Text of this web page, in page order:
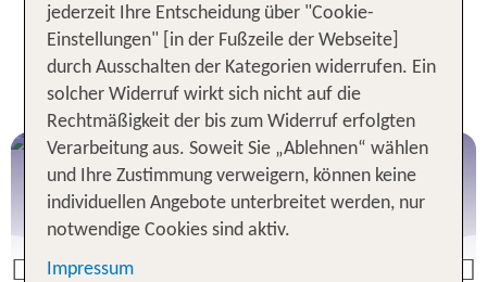
Beliebte Urlaubsorte für Deinen
Urlaub in Istrien
Rovinj
jederzeit Ihre Entscheidung über "Cookie-
Einstellungen" [in der Fußzeile der Webseite]
durch Ausschalten der Kategorien widerrufen. Ein
solcher Widerruf wirkt sich nicht auf die
Rechtmäßigkeit der bis zum Widerruf erfolgten
Verarbeitung aus. Soweit Sie „Ablehnen“ wählen
und Ihre Zustimmung verweigern, können keine
individuellen Angebote unterbreitet werden, nur
notwendige Cookies sind aktiv.
Impressum